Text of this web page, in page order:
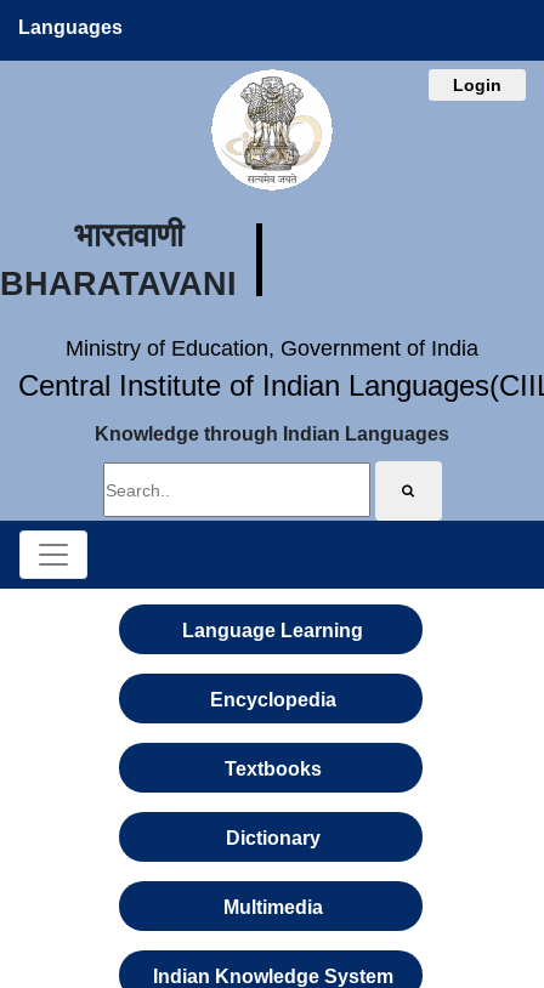
Languages
Login
भारतवाणी
BHARATAVANI
Ministry of Education, Government of India
Central Institute of Indian
Knowledge through Indian Languages
Language Learning
Encyclopedia
Textbooks
Dictionary
Multimedia
Indian Knowledge System